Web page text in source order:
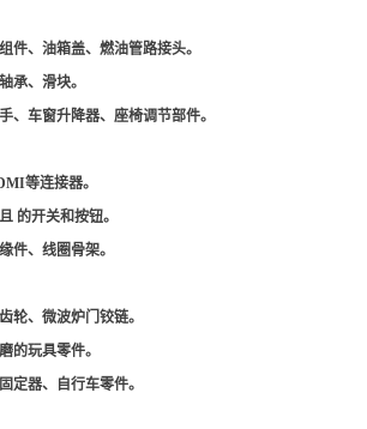
件、油箱盖、燃油管路接头。
承、滑块。
、车窗升降器、座椅调节部件。
等连接器。
的开关和按钮。
件、线圈骨架。
轮、微波炉门铰链。
的玩具零件。
定器、自行车零件。